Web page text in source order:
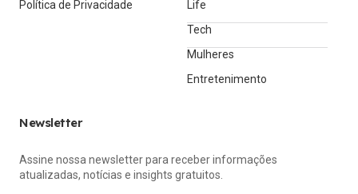
Política de Privacidade
Life
Tech
Mulheres
Entretenimento
Newsletter
Assine nossa newsletter para receber informações
atualizadas, notícias e insights gratuitos.